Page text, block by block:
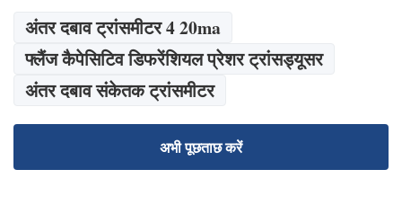
अंतर दबाव ट्रांसमीटर 4 20ma
फ्लैंज कैपेसिटिव डिफरेंशियल प्रेशर ट्रांसड्यूसर
अंतर दबाव संकेतक ट्रांसमीटर
अभी पूछताछ करें